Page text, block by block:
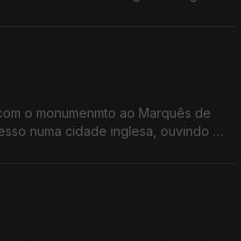
o monumenmto ao Marquês de
numa cidade inglesa, ouvindo a